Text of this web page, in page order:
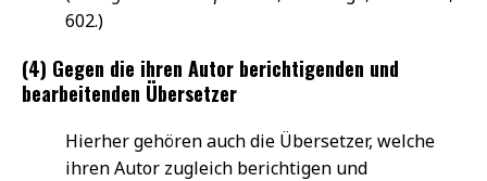
602.)
(4) Gegen die ihren Autor berichtigenden und
bearbeitenden Übersetzer
Hierher gehören auch die Übersetzer, welche
ihren Autor zugleich berichtigen und